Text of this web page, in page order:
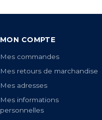
MON COMPTE
Mes commandes
Mes retours de marchandise
Mes adresses
Mes informations
personnelles